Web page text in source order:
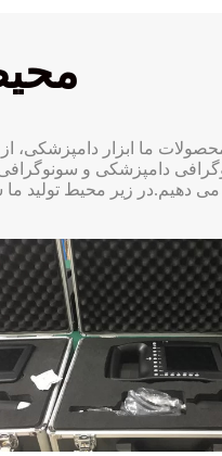
دامپزشکی و